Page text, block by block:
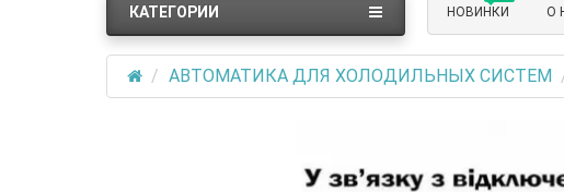
НОВИНКИ О
КАТЕГОРИИ
АВТОМАТИКА ДЛЯ ХОЛОДИЛЬНЫХ СИСТЕМ